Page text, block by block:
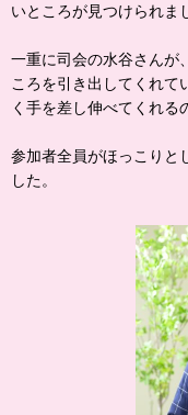
いところが見つけられま
一重に司会の水谷さんが
ころを引き出してくれて
く手を差し伸べてくれる
参加者全員がほっこりと
した。